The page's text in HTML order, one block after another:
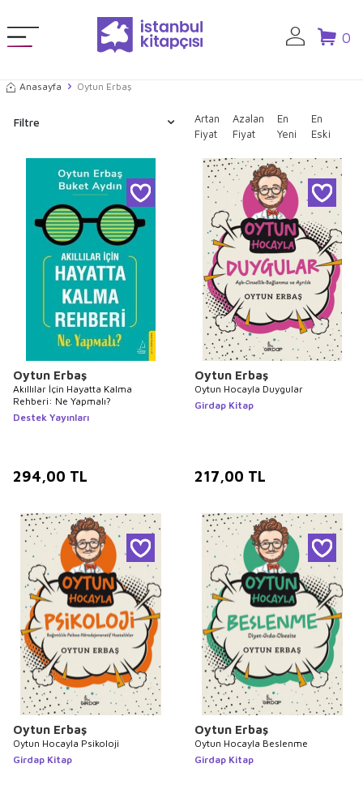
0
Anasayfa Oytun Erbaş
Filtre
Artan
Fiyat
Azalan
Fiyat
En
Yeni
En
Eski
Oytun Erbaş
Akıllılar İçin Hayatta Kalma
Rehberi: Ne Yapmalı?
Destek Yayınları
294,00 TL
Oytun Erbaş
Oytun Hocayla Duygular
Girdap Kitap
217,00 TL
Oytun Erbaş
Oytun Hocayla Psikoloji
Girdap Kitap
Oytun Erbaş
Oytun Hocayla Beslenme
Girdap Kitap